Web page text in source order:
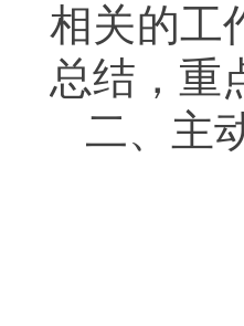
相关的工
总结，重
二、 主